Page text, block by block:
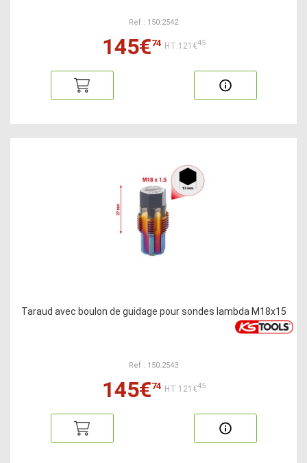
Ref : 150.2542
145€74 HT:121€45
Taraud avec boulon de guidage pour sondes lambda M18x15
Ref : 150.2543
145€74 HT:121€45